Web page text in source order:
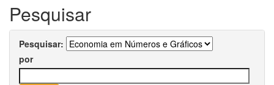
Pesquisar
Pesquisar:
por